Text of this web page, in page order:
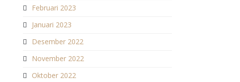
Februari 2023
Januari 2023
Desember 2022
November 2022
Oktober 2022